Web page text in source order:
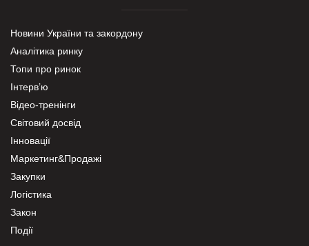
Новини України та закордону
Аналітика ринку
Топи про ринок
Інтерв’ю
Відео-тренінги
Світовий досвід
Інновації
Маркетинг&Продажі
Закупки
Логістика
Закон
Події